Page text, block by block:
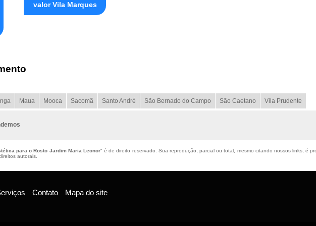
valor Vila Marques
Maua Mooca Sacomã Santo André São Bernado do Campo São Caetano Vila Prudente
para o Rosto Jardim Maria Leonor" é de direito reservado. Sua reprodução, parcial ou total, mesmo citando nossos links, é
autorais
Contato Mapa do site